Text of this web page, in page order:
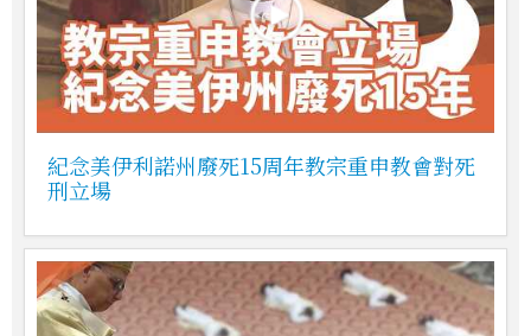
紀念美伊利諾州廢死15周年教宗重申教會對死
刑立場